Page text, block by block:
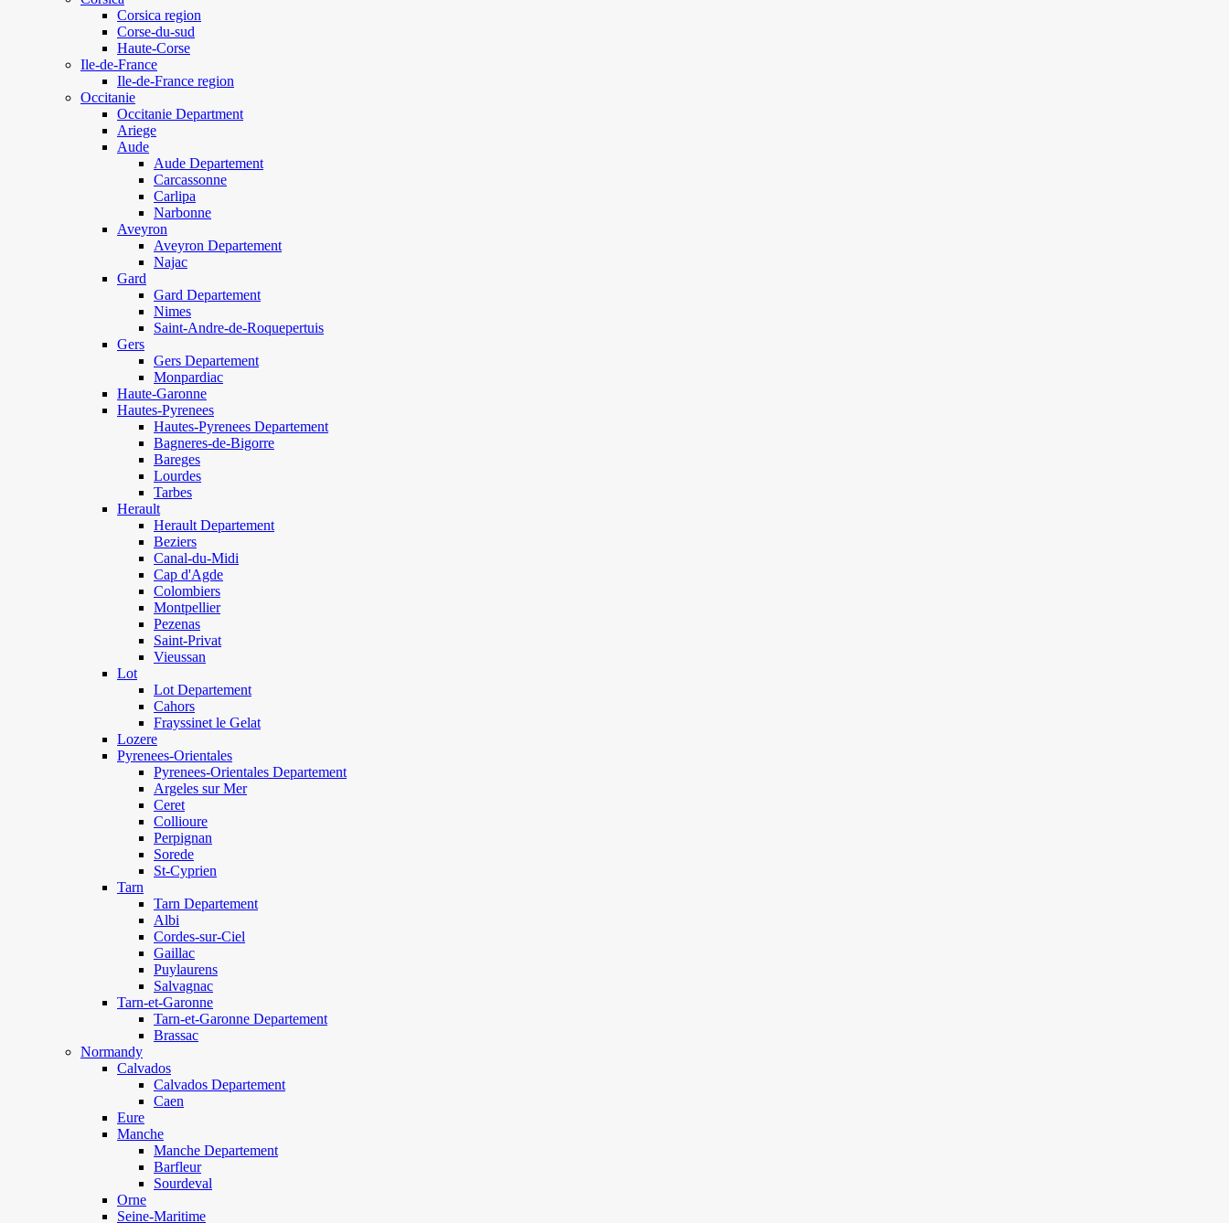
Corsica region
Corse-du-sud
Haute-Corse
Ile-de-France
Ile-de-France region
Occitanie
Occitanie Department
Ariege
Aude
Aude Departement
Carcassonne
Carlipa
Narbonne
Aveyron
Aveyron Departement
Najac
Gard
Gard Departement
Nimes
Saint-Andre-de-Roquepertuis
Gers
Gers Departement
Monpardiac
Haute-Garonne
Hautes-Pyrenees
Hautes-Pyrenees Departement
Bagneres-de-Bigorre
Bareges
Lourdes
Tarbes
Herault
Herault Departement
Beziers
Canal-du-Midi
Cap d'Agde
Colombiers
Montpellier
Pezenas
Saint-Privat
Vieussan
Lot
Lot Departement
Cahors
Frayssinet le Gelat
Lozere
Pyrenees-Orientales
Pyrenees-Orientales Departement
Argeles sur Mer
Ceret
Collioure
Perpignan
Sorede
St-Cyprien
Tarn
Tarn Departement
Albi
Cordes-sur-Ciel
Gaillac
Puylaurens
Salvagnac
Tarn-et-Garonne
Tarn-et-Garonne Departement
Brassac
Normandy
Calvados
Calvados Departement
Caen
Eure
Manche
Manche Departement
Barfleur
Sourdeval
Orne
Seine-Maritime